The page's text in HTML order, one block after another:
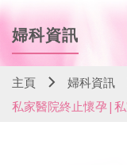
婦科資訊
主頁
婦科資訊
私家醫院終止懷孕|